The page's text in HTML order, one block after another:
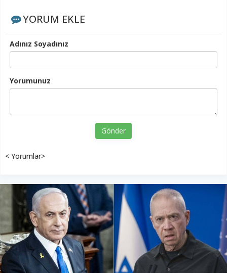
YORUM EKLE
Adınız Soyadınız
Yorumunuz
Gönder
< Yorumlar>